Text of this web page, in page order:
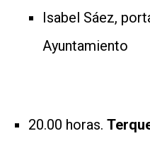
Isabel Sáez,
Ayuntamiento
20.00 horas.